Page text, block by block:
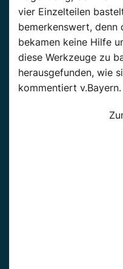
vier Einzelteilen
bemerkenswert, denn
bekamen keine Hilfe
diese Werkzeuge zu
herausgefunden, wie
kommentiert v.Bayern.